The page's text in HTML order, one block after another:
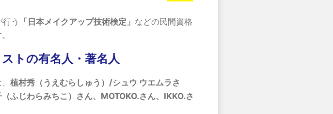
う
「日本メイクアップ技術検定」 などの民間資格
トの有名人・著名人
植村秀（うえむらしゅう）/シュウ ウエムラさ
ふじわらみちこ）さん、MOTOKO.さん、IKKO.さ